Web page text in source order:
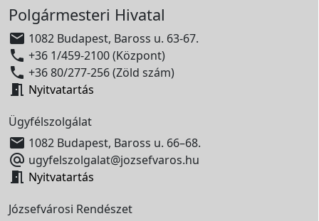
Polgármesteri Hivatal
 1082 Budapest, Baross u. 63-67.
 +36 1/459-2100 (Központ)
 +36 80/277-256 (Zöld szám)
 Nyitvatartás
Ügyfélszolgálat
 1082 Budapest, Baross u. 66–68.
 ugyfelszolgalat@jozsefvaros.hu
 Nyitvatartás
Józsefvárosi Rendészet